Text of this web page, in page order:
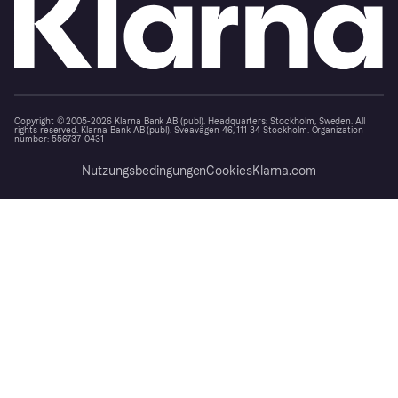
Copyright © 2005-2026 Klarna Bank AB (publ). Headquarters: Stockholm, Sweden. All
rights reserved. Klarna Bank AB (publ). Sveavägen 46, 111 34 Stockholm. Organization
number: 556737-0431
NutzungsbedingungenCookiesKlarna.com